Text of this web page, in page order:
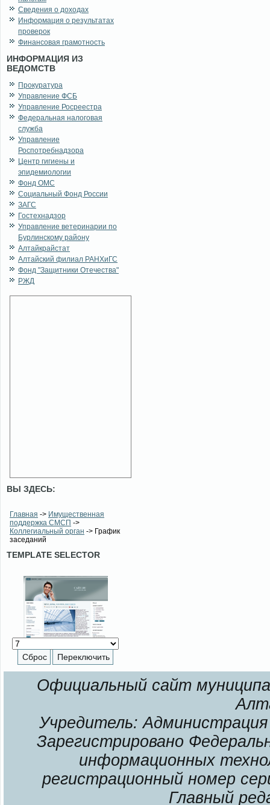
Сведения о доходах
Информация о результатах
проверок
Финансовая грамотность
ИНФОРМАЦИЯ ИЗ
ВЕДОМСТВ
Прокуратура
Управление ФСБ
Управление Росреестра
Федеральная налоговая
служба
Управление
Роспотребнадзора
Центр гигиены и
эпидемиологии
Фонд ОМС
Социальный Фонд России
ЗАГС
Гостехнадзор
Управление ветеринарии по
Бурлинскому району
Алтайкрайстат
Алтайский филиал РАНХиГС
Фонд "Защитники Отечества"
РЖД
ВЫ ЗДЕСЬ:
Главная -> Имущественная
поддержка СМСП ->
Коллегиальный орган -> График
заседаний
TEMPLATE SELECTOR
Официальный сайт
Учредитель: Администрация
Зарегистрировано
информационных
регистрационный номер
Главный